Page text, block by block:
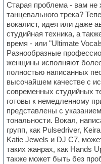
Старая проблема - вам не
танцевального трека?
вокалист, идея или даже
студийная техника, а
время - или "Ultimate
Разнообразные
женщины исполняют
полностью написанных
высочайшем качестве с
современных студийных
готовы к немедленному
представлены с
тональности. Вокал,
групп, как Pulsedriver,
Katie Jewels и DJ C7,
таких жанрах, как Hands
также может быть без